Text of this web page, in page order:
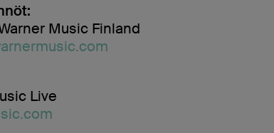
Music Finland
Live